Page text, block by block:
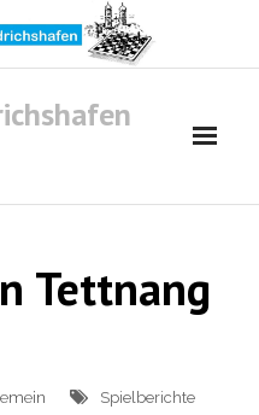
Tettnang
Spielberichte